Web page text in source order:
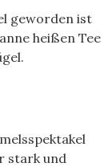
geworden ist
heißen Tee
stark und